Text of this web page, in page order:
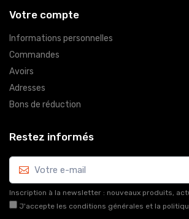
Votre compte
Informations personnelles
Commandes
Avoirs
Adresses
Bons de réduction
Restez informés
Inscription à la newsletter : nouveaux produits,
J'accepte les conditions générales et la